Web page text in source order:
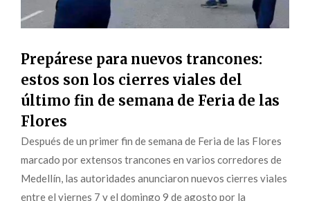
Prepárese para nuevos trancones:
estos son los cierres viales del
último fin de semana de Feria de las
Flores
Después de un primer fin de semana de Feria de las Flores
marcado por extensos trancones en varios corredores de
Medellín, las autoridades anunciaron nuevos cierres viales
entre el viernes 7 y el domingo 9 de agosto por la